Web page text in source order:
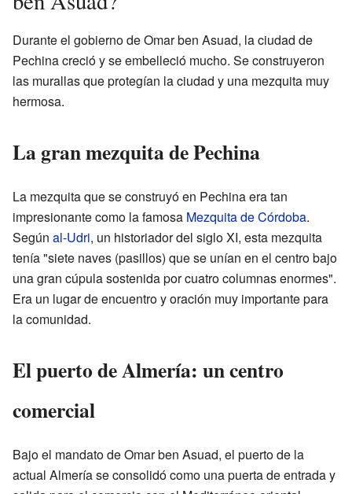
Durante el gobierno de Omar ben Asuad, la ciudad de
Pechina creció y se embelleció mucho. Se construyeron
las murallas que protegían la ciudad y una mezquita muy
hermosa.
La gran mezquita de Pechina
La mezquita que se construyó en Pechina era tan
impresionante como la famosa Mezquita de Córdoba.
Según al-Udri, un historiador del siglo XI, esta mezquita
tenía "siete naves (pasillos) que se unían en el centro bajo
una gran cúpula sostenida por cuatro columnas enormes".
Era un lugar de encuentro y oración muy importante para
la comunidad.
El puerto de Almería: un centro
comercial
Bajo el mandato de Omar ben Asuad, el puerto de la
actual Almería se consolidó como una puerta de entrada y